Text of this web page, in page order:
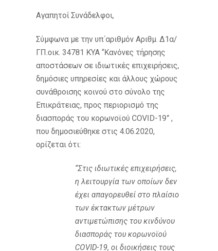
Αγαπητοί Συνάδελφοι,
Σύμφωνα με την υπ΄αριθμόν Αριθμ. Δ1α/
ΓΠ.οικ. 34781 ΚΥΑ “Κανόνες τήρησης
αποστάσεων σε ιδιωτικές επιχειρήσεις,
δημόσιες υπηρεσίες και άλλους χώρους
συνάθροισης κοινού στο σύνολο της
Επικράτειας, προς περιορισμό της
διασποράς του κορωνοϊού COVID-19” ,
που δημοσιεύθηκε στις 4.06.2020,
ορίζεται ότι:
“Στις ιδιωτικές επιχειρήσεις,
η λειτουργία των οποίων δεν
έχει απαγορευθεί στο πλαίσιο
των έκτακτων μέτρων
αντιμετώπισης του κινδύνου
διασποράς του κορωνοϊού
COVID-19, οι διοικήσεις τους